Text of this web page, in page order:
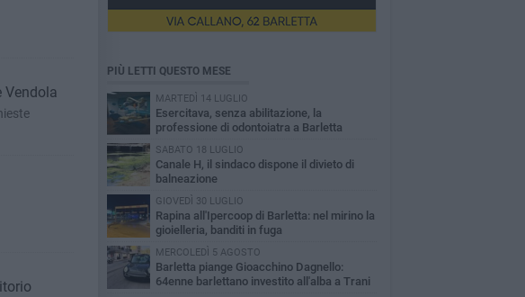
Vendola
PIÙ LETTI QUESTO MESE
MARTEDÌ 14 LUGLIO
Esercitava, senza abilitazione, la
professione di odontoiatra a Barletta
SABATO 18 LUGLIO
Canale H, il sindaco dispone il divieto di
balneazione
GIOVEDÌ 30 LUGLIO
Rapina all'Ipercoop di Barletta: nel mirino la
gioielleria, banditi in fuga
MERCOLEDÌ 5 AGOSTO
Barletta piange Gioacchino Dagnello:
64enne barlettano investito all'alba a Trani